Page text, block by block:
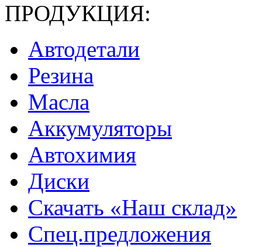
ПРОДУКЦИЯ:
Автодетали
Резина
Масла
Аккумуляторы
Автохимия
Диски
Скачать «Наш склад»
Спец.предложения